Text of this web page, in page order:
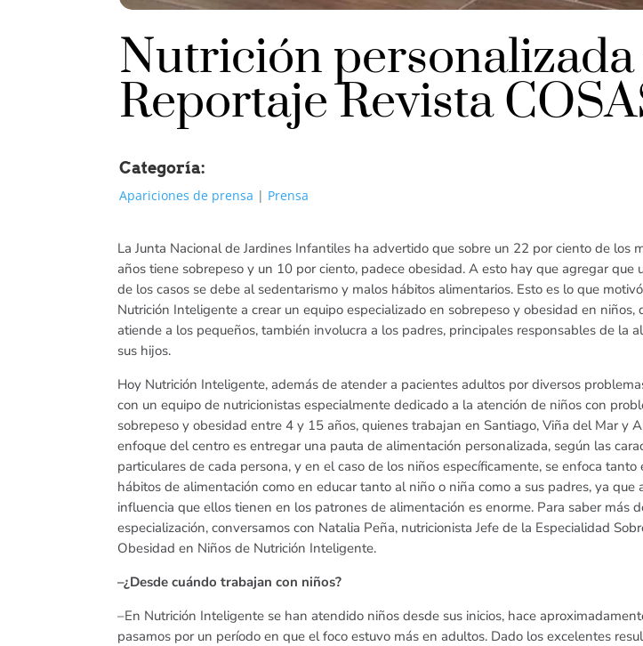
Nutrición
Reportaje Revista
Categoría:
Apariciones de prensa | Prensa
La Junta Nacional de Jardines Infantiles ha advertido que sobre un 22 por ciento de los
años tiene sobrepeso y un 10 por ciento, padece obesidad. A esto hay que agregar que
de los casos se debe al sedentarismo y malos hábitos alimentarios. Esto es lo que
Nutrición Inteligente a crear un equipo especializado en sobrepeso y obesidad en niños,
atiende a los pequeños, también involucra a los padres, principales responsables de la
sus hijos.
Hoy Nutrición Inteligente, además de atender a pacientes adultos por diversos
con un equipo de nutricionistas especialmente dedicado a la atención de niños con
sobrepeso y obesidad entre 4 y 15 años, quienes trabajan en Santiago, Viña del Mar y
enfoque del centro es entregar una pauta de alimentación personalizada, según las
particulares de cada persona, y en el caso de los niños específicamente, se enfoca tanto
hábitos de alimentación como en educar tanto al niño o niña como a sus padres, ya que
influencia que ellos tienen en los patrones de alimentación es enorme. Para saber más
especialización, conversamos con Natalia Peña, nutricionista Jefe de la Especialidad
Obesidad en Niños de Nutrición Inteligente.
–¿Desde cuándo trabajan con niños?
–En Nutrición Inteligente se han atendido niños desde sus inicios, hace
pasamos por un período en que el foco estuvo más en adultos. Dado los excelentes